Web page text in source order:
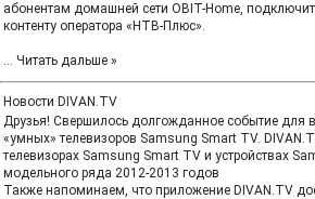
абонентам домашней сети OBIT-Home,
контенту оператора «НТВ-Плюс».
... Читать дальше »
Новости DIVAN.TV
Друзья! Свершилось долгожданное событие для
«умных» телевизоров Samsung Smart TV.
телевизорах Samsung Smart TV и устройствах
модельного ряда 2012-2013 годов
Также напоминаем, что приложение DIVAN.TV